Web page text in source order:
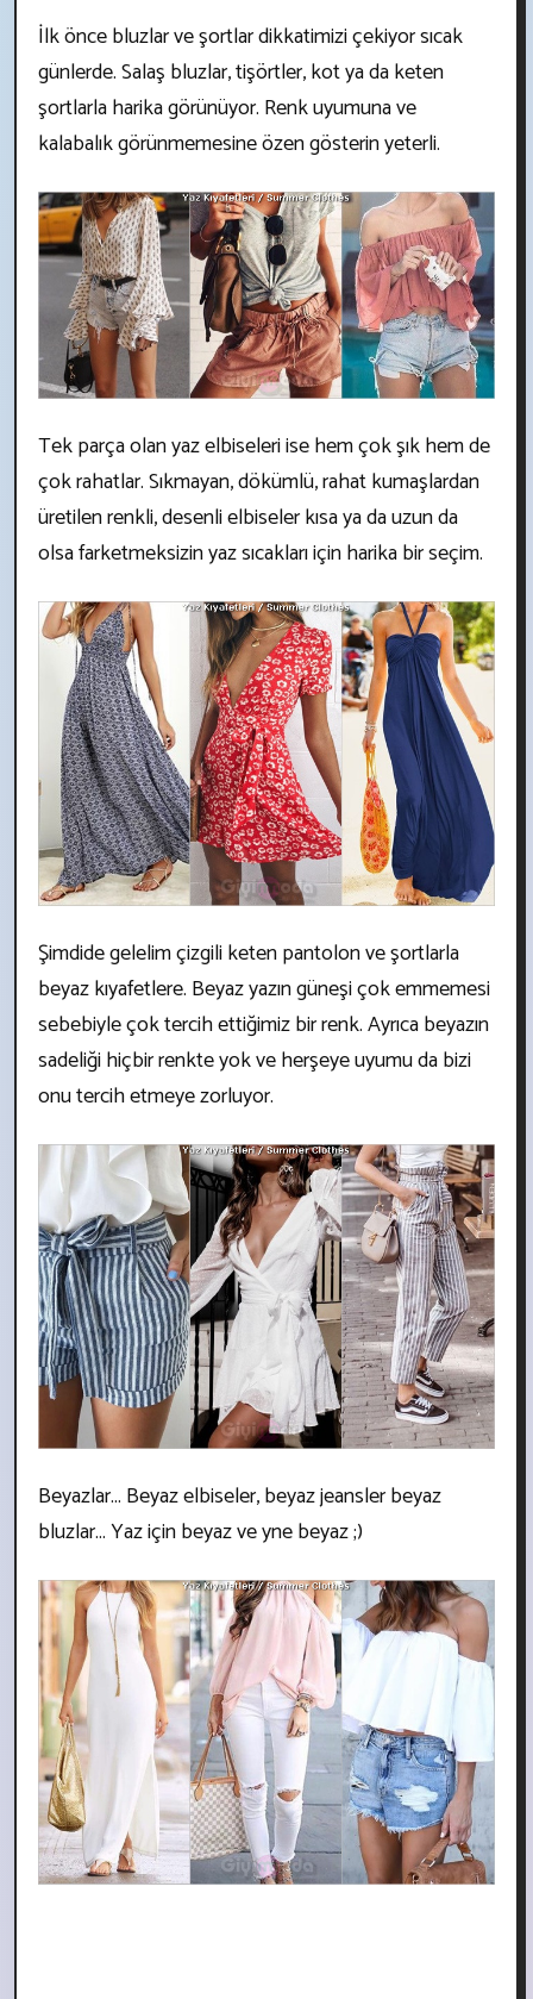
İlk önce bluzlar ve şortlar dikkatimizi çekiyor sıcak
günlerde. Salaş bluzlar, tişörtler, kot ya da keten
şortlarla harika görünüyor. Renk uyumuna ve
kalabalık görünmemesine özen gösterin yeterli.
Tek parça olan yaz elbiseleri ise hem çok şık hem de
çok rahatlar. Sıkmayan, dökümlü, rahat kumaşlardan
üretilen renkli, desenli elbiseler kısa ya da uzun da
olsa farketmeksizin yaz sıcakları için harika bir seçim.
Şimdide gelelim çizgili keten pantolon ve şortlarla
beyaz kıyafetlere. Beyaz yazın güneşi çok emmemesi
sebebiyle çok tercih ettiğimiz bir renk. Ayrıca beyazın
sadeliği hiçbir renkte yok ve herşeye uyumu da bizi
onu tercih etmeye zorluyor.
Beyazlar... Beyaz elbiseler, beyaz jeansler beyaz
bluzlar... Yaz için beyaz ve yne beyaz ;)